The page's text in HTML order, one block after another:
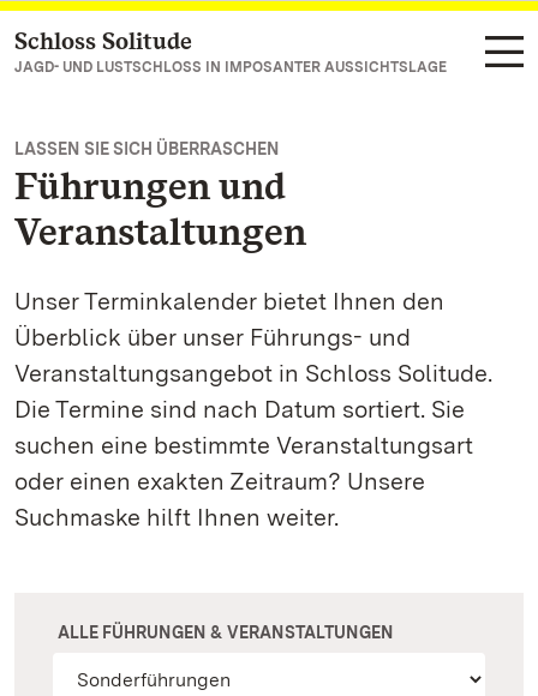
Zum Hauptinhalt springen
Schloss Solitude
JAGD- UND LUSTSCHLOSS IN IMPOSANTER AUSSICHTSLAGE
LASSEN SIE SICH ÜBERRASCHEN
Führungen und
Veranstaltungen
Unser Terminkalender bietet Ihnen den
Überblick über unser Führungs- und
Veranstaltungsangebot in Schloss Solitude.
Die Termine sind nach Datum sortiert. Sie
suchen eine bestimmte Veranstaltungsart
oder einen exakten Zeitraum? Unsere
Suchmaske hilft Ihnen weiter.
ALLE FÜHRUNGEN & VERANSTALTUNGEN